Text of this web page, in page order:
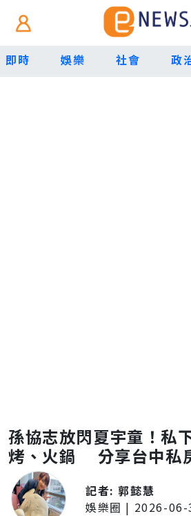
即時 娛樂 社會 政
孫協志放閃夏宇童！私
烤、火鍋 分享台中私
記者:郭懿慧
娛樂圈 | 2026-